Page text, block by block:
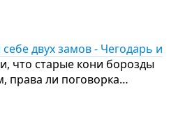
двух замов - Чегодарь и
что старые кони борозды
права ли поговорка…